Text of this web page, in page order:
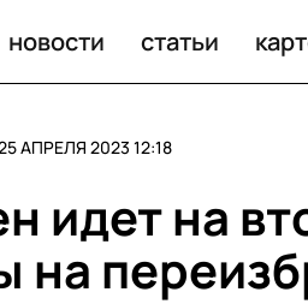
новости статьи
АПРЕЛЯ 2023 12:18
идет на
на